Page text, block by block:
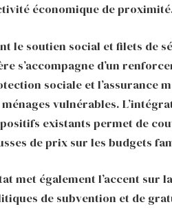
économique de
le soutien social et filets de
s’accompagne d’un
sociale et l’assurance
vulnérables.
existants permet de
de prix sur les budgets
met également l’accent
de subvention et de